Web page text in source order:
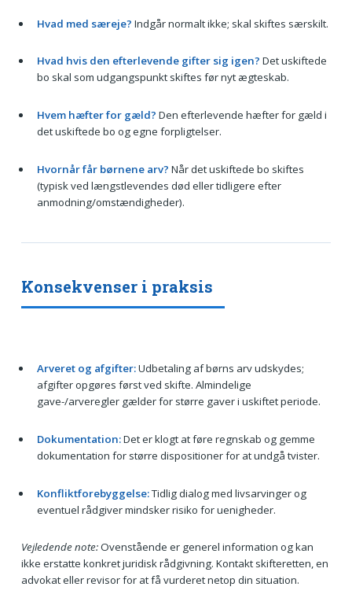
Hvad med særeje? Indgår normalt ikke; skal skiftes særskilt.
Hvad hvis den efterlevende gifter sig igen? Det uskiftede
bo skal som udgangspunkt skiftes før nyt ægteskab.
Hvem hæfter for gæld? Den efterlevende hæfter for gæld i
det uskiftede bo og egne forpligtelser.
Hvornår får børnene arv? Når det uskiftede bo skiftes
(typisk ved længstlevendes død eller tidligere efter
anmodning/omstændigheder).
Konsekvenser i praksis
Arveret og afgifter:Udbetaling af børns arv udskydes;
afgifter opgøres først ved skifte. Almindelige
gave-/arveregler gælder for større gaver i uskiftet periode.
Dokumentation:Det er klogt at føre regnskab og gemme
dokumentation for større dispositioner for at undgå tvister.
Konfliktforebyggelse:Tidlig dialog med livsarvinger og
eventuel rådgiver mindsker risiko for uenigheder.
Vejledende note:Ovenstående er generel information og kan
ikke erstatte konkret juridisk rådgivning. Kontakt skifteretten, en
advokat eller revisor for at få vurderet netop din situation.